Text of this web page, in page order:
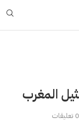
المغرب
0 تعليقات